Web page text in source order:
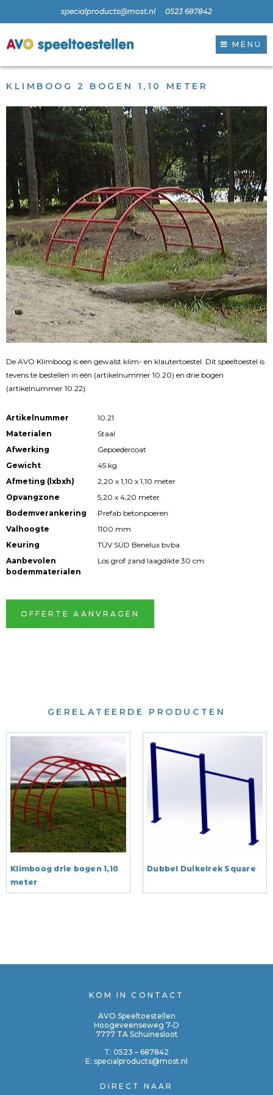
specialproducts@most.nl 0523 687842
MENU
KLIMBOOG 2 BOGEN 1,10 METER
De AVO Klimboog is een gewalst klim- en klautertoestel. Dit speeltoestel is
tevens te bestellen in één (artikelnummer 10.20) en drie bogen
(artikelnummer 10.22).
Artikelnummer
10.21
Materialen
Staal
Afwerking
Gepoedercoat
Gewicht
45 kg
Afmeting (lxbxh)
2,20 x 1,10 x 1,10 meter
Opvangzone
5,20 x 4,20 meter
Bodemverankering
Prefab betonpoeren
Valhoogte
1100 mm
Keuring
TÜV SÜD Benelux bvba
Aanbevolen
bodemmaterialen
Los grof zand laagdikte 30 cm
OFFERTE AANVRAGEN
GERELATEERDE PRODUCTEN
Klimboog drie bogen 1,10
meter
Dubbel Duikelrek Square
KOM IN CONTACT
AVO Speeltoestellen
Hoogeveenseweg 7-D
7777 TA Schuinesloot
T: 0523 – 687842
E: specialproducts@most.nl
DIRECT NAAR